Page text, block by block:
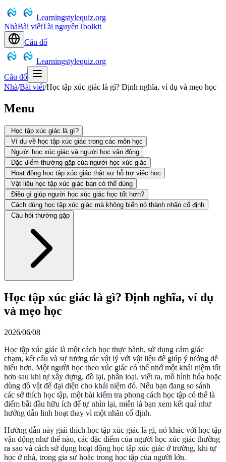
Learningstylequiz.org
NhàBài viếtTài nguyênToolkit
Câu đố
Learningstylequiz.org
Câu đố
Nhà/Bài viết/Học tập xúc giác là gì? Định nghĩa, ví dụ và mẹo học
Menu
Học tập xúc giác là gì?
Ví dụ về học tập xúc giác trong các môn học
Người học xúc giác và người học vận động
Đặc điểm thường gặp của người học xúc giác
Hoạt động học tập xúc giác thật sự hỗ trợ việc học
Vật liệu học tập xúc giác bạn có thể dùng
Điều gì giúp người học xúc giác học tốt hơn?
Cách dùng học tập xúc giác mà không biến nó thành nhãn cố định
Câu hỏi thường gặp
Học tập xúc giác là gì? Định nghĩa, ví dụ
và mẹo học
2026/06/08
Học tập xúc giác là một cách học thực hành, sử dụng cảm giác
chạm, kết cấu và sự tương tác vật lý với vật liệu để giúp ý tưởng dễ
hiểu hơn. Một người học theo xúc giác có thể nhớ một khái niệm tốt
hơn sau khi tự xây dựng, đồ lại, phân loại, viết ra, mô hình hóa hoặc
dùng đồ vật để đại diện cho khái niệm đó. Nếu bạn đang so sánh
các sở thích học tập, một bài kiểm tra phong cách học tập có thể là
điểm bắt đầu hữu ích để tự nhìn lại, miễn là bạn xem kết quả như
hướng dẫn linh hoạt thay vì một nhãn cố định.
Hướng dẫn này giải thích học tập xúc giác là gì, nó khác với học tập
vận động như thế nào, các đặc điểm của người học xúc giác thường
ra sao và cách sử dụng hoạt động học tập xúc giác ở trường, khi tự
học ở nhà, trong gia sư hoặc trong học tập của người lớn.